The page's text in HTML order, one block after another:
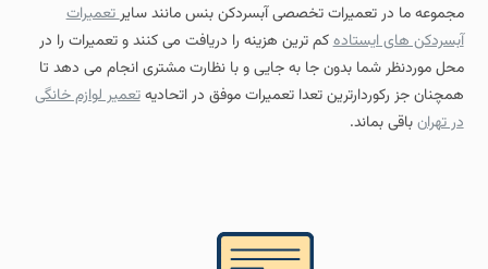
مجموعه ما در تعمیرات تخصصی آبسردکن بنس مانند سایرتعمیرات
آبسردکن های ایستادهکم ترین هزینه را دریافت می کنند و تعمیرات را در
محل موردنظر شما بدون جا به جایی و با نظارت مشتری انجام می دهد تا
همچنان جز رکوردارترین تعدا تعمیرات موفق در اتحادیهتعمیر لوازم خانگی
در تهرانباقی بماند.